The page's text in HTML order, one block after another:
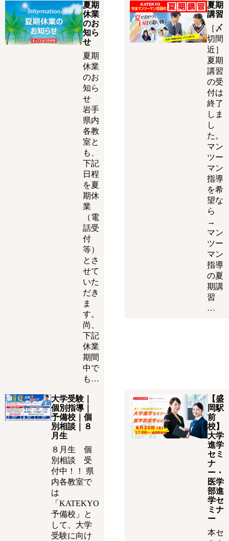
夏期
休業
のお
知ら
せ
夏期
休業
のお
知ら
せ
岩手
県内
各教
室と
も、
下記
日程
を夏
期休
業
（電
話受
付
等）
とさ
せて
いた
だき
ま
す。
尚、
下記
休業
期間
中で
も…
夏期
講習
［〆
切間
近］
夏期
講習
の受
付は
終了
しま
し
た。
マン
ツー
マン
指導
を希
望な
ら
→
マン
ツー
マン
指導
の夏
期講
習
…
大学受験｜
個別指導｜
予備校｜個
別相談｜８
月生
８月生 個
別相談 受
付中！！ 県
内各教室で
は
「KATEKYO
予備校」と
して、大学
受験に向け
【盛
岡駅
前
校】
大学
進学
セミ
ナ
ー・
医学
部進
学セ
ミナ
ー
本セ